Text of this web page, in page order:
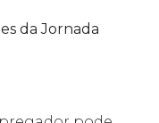
da Jornada